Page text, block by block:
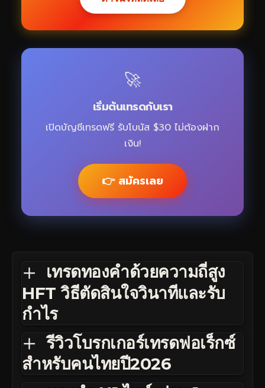
🚀
เริ่มต้นเทรดกับเรา
เปิดบัญชีเทรดฟรี รับโบนัส $30 ไม่ต้องฝาก
เงิน!
👉 สมัครเลย
เทรดทองคำด้วยความถี่สูง
HFT วิธีตัดสินใจวินาทีและรับ
กำไร
รีวิวโบรกเกอร์เทรดฟอเร็กซ์
สำหรับคนไทยปี2026